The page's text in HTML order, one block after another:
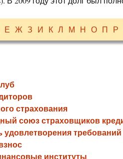
Е Ж З И К Л М Н О П Р
страхования
союз страховщиков
удовлетворения
институты